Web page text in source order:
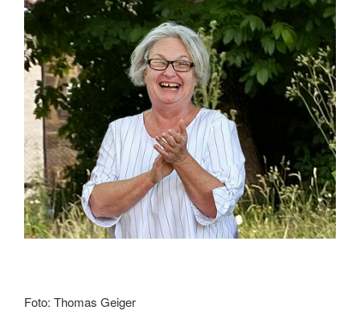
Foto: Thomas Geiger